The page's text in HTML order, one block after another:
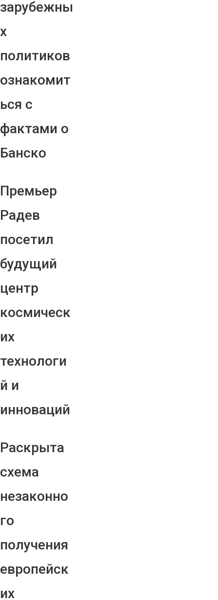
зарубежны
х
политиков
ознакомит
ься с
фактами о
Банско
Премьер
Радев
посетил
будущий
центр
космическ
их
технологи
й и
инноваций
Раскрыта
схема
незаконно
го
получения
европейск
их